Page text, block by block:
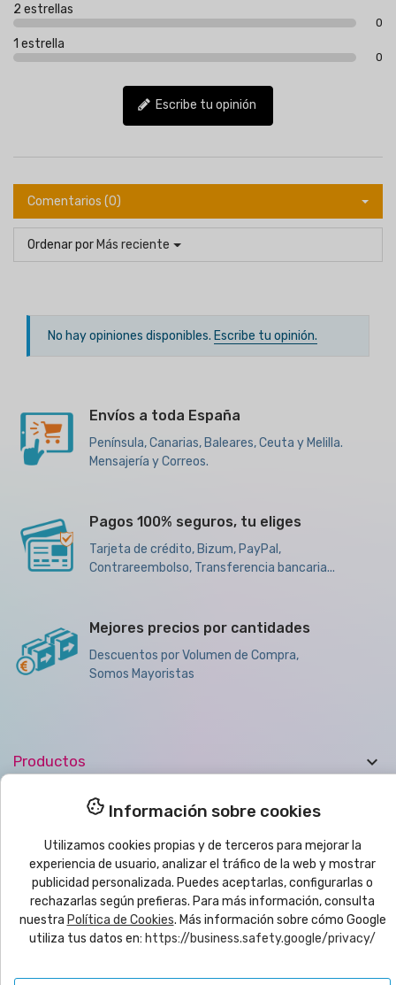
2 estrellas
0
1 estrella
0
Escribe tu opinión
Comentarios (0)
Ordenar por Más reciente
No hay opiniones disponibles. Escribe tu opinión.
Envíos a toda España
Península, Canarias, Baleares, Ceuta y Melilla.
Mensajería y Correos.
Pagos 100% seguros, tu eliges
Tarjeta de crédito, Bizum, PayPal,
Contrareembolso, Transferencia bancaria...
Mejores precios por cantidades
Descuentos por Volumen de Compra,
Somos Mayoristas
Productos 
Boletín de noticias 
© 2025yoimprimo® | CMC VYRECO SL - C/Juan Bautista Llorens,
109B - 12540 Vila-Real (Castellón) ESPAÑA | CIF: B12458089
Información sobre cookies
Utilizamos cookies propias y de terceros para mejorar la
experiencia de usuario, analizar el tráfico de la web y mostrar
publicidad personalizada. Puedes aceptarlas, configurarlas o
rechazarlas según prefieras. Para más información, consulta
nuestra Política de Cookies. Más información sobre cómo Google
utiliza tus datos en: https://business.safety.google/privacy/